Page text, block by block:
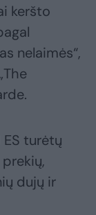
keršto
nelaimės“,
turėtų
dujų ir